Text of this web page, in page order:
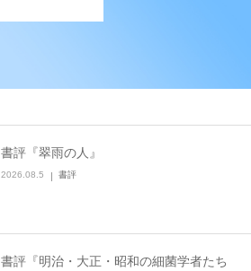
書評『翠雨の人』
2026.08.5 書評
書評『明治・大正・昭和の細菌学者たち